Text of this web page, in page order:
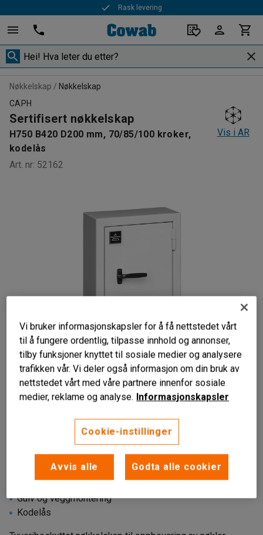
Rask levering
Nøkkelskap
Nøkkelskap
CAPH
Sertifisert nøkkelskap
H750 B420 D200 mm, 70/85/100 kroker,
kodelås
Art. nr: 52162
Vis i AR
Høy sikkerhet
Gulv og veggmontering
Kodelås
Vi bruker informasjonskapsler for å få nettstedet vårt
til å fungere ordentlig, tilpasse innhold og annonser,
tilby funksjoner knyttet til sosiale medier og analysere
trafikken vår. Vi deler også informasjon om din bruk av
nettstedet vårt med våre partnere innenfor sosiale
medier, reklame og analyse. Informasjonskapsler
Cookie-instillinger
Avvis alle Godta alle cookier